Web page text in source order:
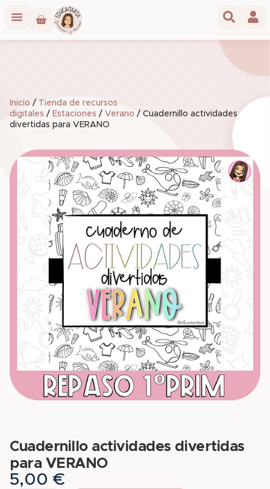
Inicio / Tienda de recursos
digitales / Estaciones / Verano / Cuadernillo actividades
divertidas para VERANO
Cuadernillo actividades divertidas
para VERANO
5,00 €